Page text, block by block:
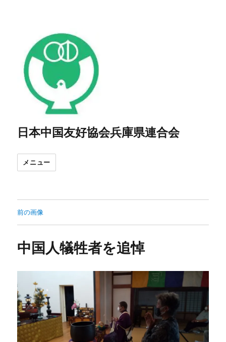
日本中国友好協会兵庫県連合会
メニュー
前の画像
中国人犠牲者を追悼